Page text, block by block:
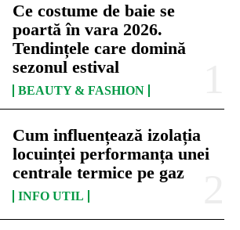
Ce costume de baie se
poartă în vara 2026.
Tendințele care domină
sezonul estival
BEAUTY & FASHION
Cum influențează izolația
locuinței performanța unei
centrale termice pe gaz
INFO UTIL